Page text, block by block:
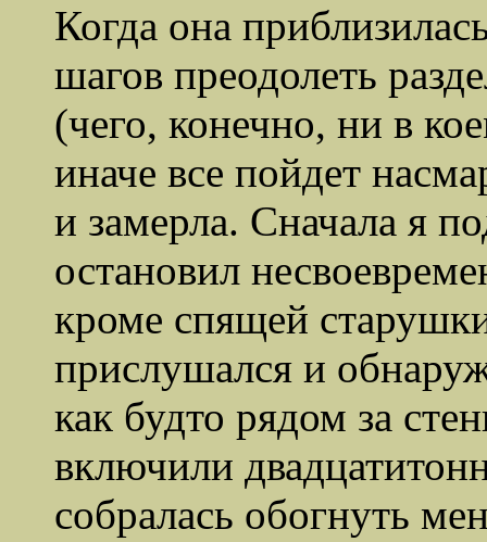
Когда она
шагов преодолеть
(чего, конечно, ни в
иначе все пойдет
и замерла. Сначала я
остановил
кроме спящей
прислушался и
как будто рядом за
включили
собралась обогнуть